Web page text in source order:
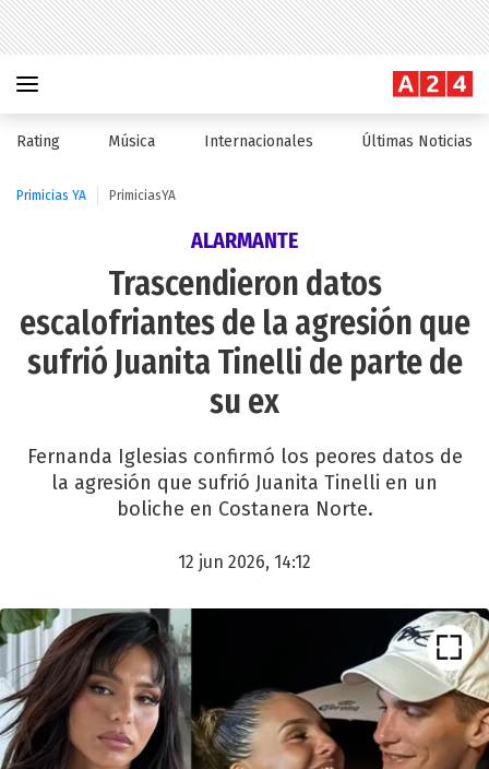
Rating Música Internacionales Últimas Noticias
Primicias YA PrimiciasYA
ALARMANTE
Trascendieron datos
escalofriantes de la agresión que
sufrió Juanita Tinelli de parte de
su ex
Fernanda Iglesias confirmó los peores datos de
la agresión que sufrió Juanita Tinelli en un
boliche en Costanera Norte.
12 jun 2026, 14:12